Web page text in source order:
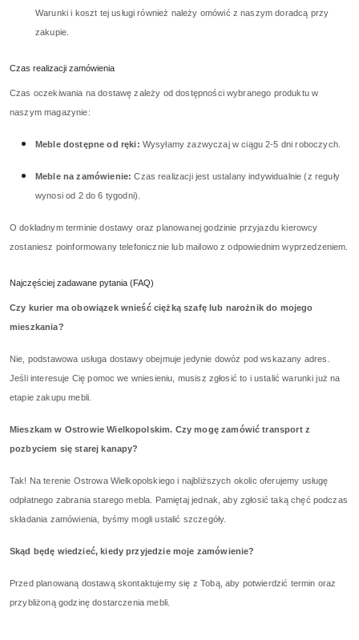
Warunki i koszt tej usługi również należy omówić z naszym doradcą przy
zakupie.
Czas realizacji zamówienia
Czas oczekiwania na dostawę zależy od dostępności wybranego produktu w
naszym magazynie:
Meble dostępne od ręki: Wysyłamy zazwyczaj w ciągu 2-5 dni roboczych.
Meble na zamówienie: Czas realizacji jest ustalany indywidualnie (z reguły
wynosi od 2 do 6 tygodni).
O dokładnym terminie dostawy oraz planowanej godzinie przyjazdu kierowcy
zostaniesz poinformowany telefonicznie lub mailowo z odpowiednim wyprzedzeniem.
Najczęściej zadawane pytania (FAQ)
Czy kurier ma obowiązek wnieść ciężką szafę lub narożnik do mojego
mieszkania?
Nie, podstawowa usługa dostawy obejmuje jedynie dowóz pod wskazany adres.
Jeśli interesuje Cię pomoc we wniesieniu, musisz zgłosić to i ustalić warunki już na
etapie zakupu mebli.
Mieszkam w Ostrowie Wielkopolskim. Czy mogę zamówić transport z
pozbyciem się starej kanapy?
Tak! Na terenie Ostrowa Wielkopolskiego i najbliższych okolic oferujemy usługę
odpłatnego zabrania starego mebla. Pamiętaj jednak, aby zgłosić taką chęć podczas
składania zamówienia, byśmy mogli ustalić szczegóły.
Skąd będę wiedzieć, kiedy przyjedzie moje zamówienie?
Przed planowaną dostawą skontaktujemy się z Tobą, aby potwierdzić termin oraz
przybliżoną godzinę dostarczenia mebli.